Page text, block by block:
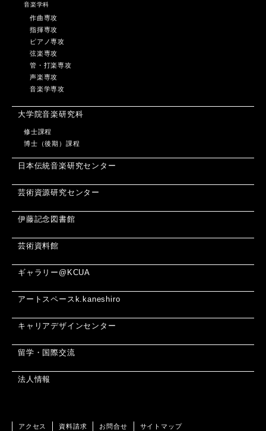
音楽学科
作曲専攻
指揮専攻
ピアノ専攻
弦楽専攻
管・打楽専攻
声楽専攻
音楽学専攻
大学院音楽研究科
修士課程
博士（後期）課程
日本伝統音楽研究センター
芸術資源研究センター
伊藤記念図書館
芸術資料館
ギャラリー@KCUA
アートスペースk.kaneshiro
キャリアデザインセンター
留学・国際交流
法人情報
アクセス 資料請求 お問合せ
サイトマップ